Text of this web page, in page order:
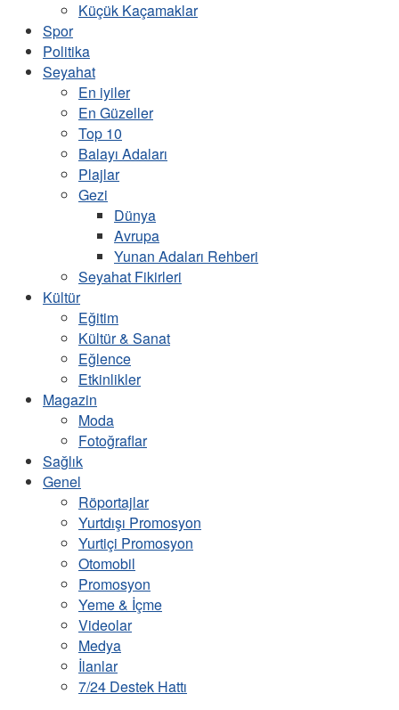
Küçük Kaçamaklar
Spor
Politika
Seyahat
En iyiler
En Güzeller
Top 10
Balayı Adaları
Plajlar
Gezi
Dünya
Avrupa
Yunan Adaları Rehberi
Seyahat Fikirleri
Kültür
Eğitim
Kültür & Sanat
Eğlence
Etkinlikler
Magazin
Moda
Fotoğraflar
Sağlık
Genel
Röportajlar
Yurtdışı Promosyon
Yurtiçi Promosyon
Otomobil
Promosyon
Yeme & İçme
Videolar
Medya
İlanlar
7/24 Destek Hattı